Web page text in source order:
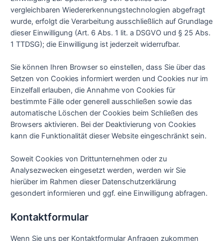
vergleichbaren Wiedererkennungstechnologien abgefragt
wurde, erfolgt die Verarbeitung ausschließlich auf Grundlage
dieser Einwilligung (Art. 6 Abs. 1 lit. a DSGVO und § 25 Abs.
1 TTDSG); die Einwilligung ist jederzeit widerrufbar.
Sie können Ihren Browser so einstellen, dass Sie über das
Setzen von Cookies informiert werden und Cookies nur im
Einzelfall erlauben, die Annahme von Cookies für
bestimmte Fälle oder generell ausschließen sowie das
automatische Löschen der Cookies beim Schließen des
Browsers aktivieren. Bei der Deaktivierung von Cookies
kann die Funktionalität dieser Website eingeschränkt sein.
Soweit Cookies von Drittunternehmen oder zu
Analysezwecken eingesetzt werden, werden wir Sie
hierüber im Rahmen dieser Datenschutzerklärung
gesondert informieren und ggf. eine Einwilligung abfragen.
Kontaktformular
Wenn Sie uns per Kontaktformular Anfragen zukommen